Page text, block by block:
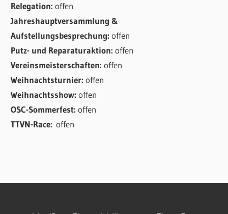
Relegation:offen
Jahreshauptversammlung &
Aufstellungsbesprechung:offen
Putz- und Reparaturaktion:offen
Vereinsmeisterschaften:offen
Weihnachtsturnier:offen
Weihnachtsshow:offen
OSC-Sommerfest:offen
TTVN-Race:offen